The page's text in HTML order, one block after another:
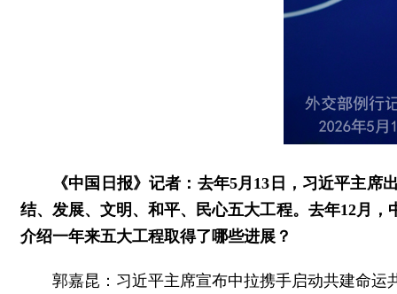
《中国日报》记者：去年5月13日，习近平主
结、发展、文明、和平、民心五大工程。去年12月
介绍一年来五大工程取得了哪些进展？
郭嘉昆：习近平主席宣布中拉携手启动共建命